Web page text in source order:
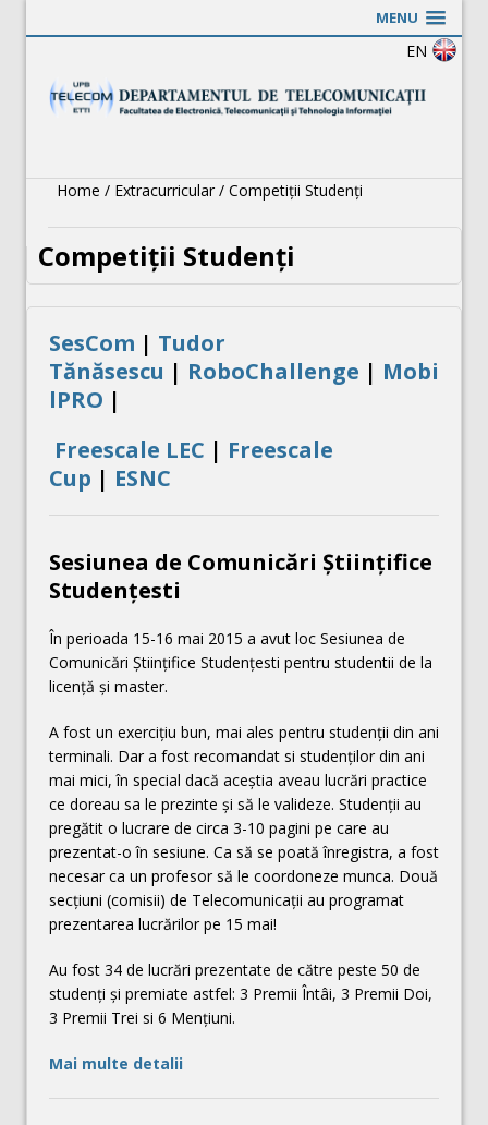
MENU
EN
Home / Extracurricular / Competiții Studenți
Competiții Studenți
SesCom | Tudor
Tănăsescu | RoboChallenge | Mobi
lPRO |
Freescale LEC | Freescale
Cup | ESNC
Sesiunea de Comunicări Științifice
Studențesti
În perioada 15-16 mai 2015 a avut loc Sesiunea de
Comunicări Științifice Studențesti pentru studentii de la
licență și master.
A fost un exercițiu bun, mai ales pentru studenții din ani
terminali. Dar a fost recomandat si studenților din ani
mai mici, în special dacă aceștia aveau lucrări practice
ce doreau sa le prezinte și să le valideze. Studenții au
pregătit o lucrare de circa 3-10 pagini pe care au
prezentat-o în sesiune. Ca să se poată înregistra, a fost
necesar ca un profesor să le coordoneze munca. Două
secțiuni (comisii) de Telecomunicații au programat
prezentarea lucrărilor pe 15 mai!
Au fost 34 de lucrări prezentate de către peste 50 de
studenți și premiate astfel: 3 Premii Întâi, 3 Premii Doi,
3 Premii Trei si 6 Mențiuni.
Mai multe detalii